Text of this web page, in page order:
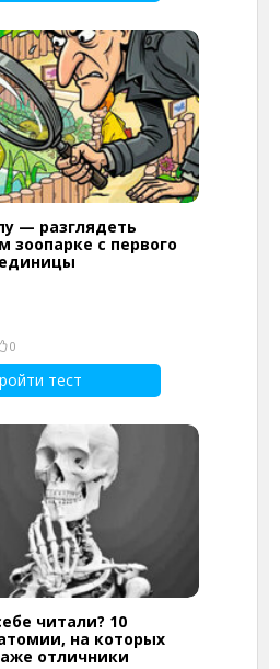
— разглядеть
зоопарке с первого
0
тест
читали? 10
на которых
отличники